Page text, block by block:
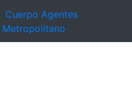
Cuerpo Agentes
Metropolitano